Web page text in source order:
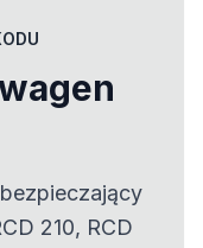
210, RCD